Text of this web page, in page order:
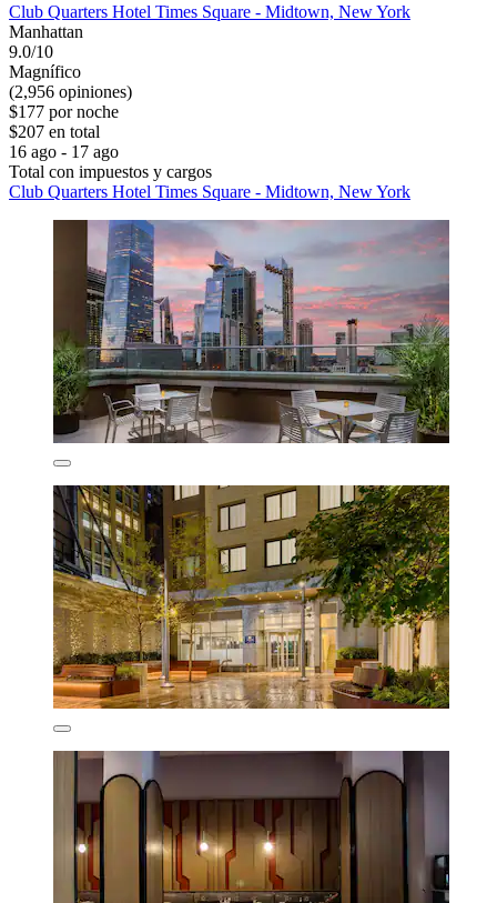
Club Quarters Hotel Times Square - Midtown, New York
Manhattan
9.0/10
Magnífico
(2,956 opiniones)
$177 por noche
$207 en total
16 ago - 17 ago
Total con impuestos y cargos
Club Quarters Hotel Times Square - Midtown, New York